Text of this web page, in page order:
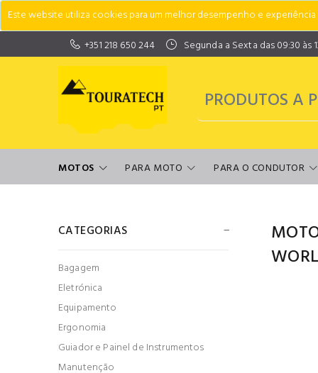
Este website utiliza cookies para um melhor desempenho e
+351 218 650 244
Segunda a Sexta das 09:30 às
MOTOS PARA MOTO PARA O CONDUTOR
CATEGORIAS
Bagagem
Eletrónica
Equipamento
Ergonomia
Guiador e Painel de Instrumentos
Manutenção